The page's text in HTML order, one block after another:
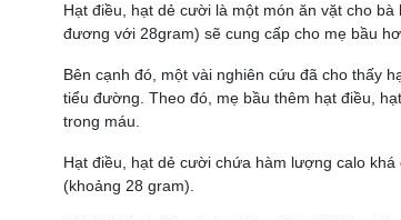
Hạt điều, hạt dẻ cười là một món ăn vặt cho
đương với 28gram) sẽ cung cấp cho mẹ bầu
Bên cạnh đó, một vài nghiên cứu đã cho thấy
tiểu đường. Theo đó, mẹ bầu thêm hạt điều,
trong máu.
Hạt điều, hạt dẻ cười chứa hàm lượng calo
(khoảng 28 gram).